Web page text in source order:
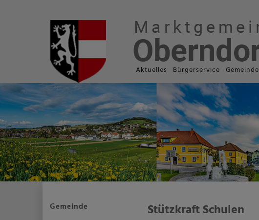
Aktuelles Bürgerservice Gemeinde
Stützkraft Schulen
Gemeinde